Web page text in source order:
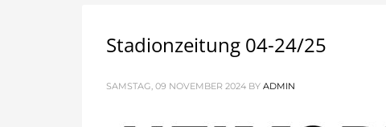
Juni 2024
November 2023
Stadionzeitung 04-24/25
SAMSTAG, 09 NOVEMBER 2024 BY ADMIN